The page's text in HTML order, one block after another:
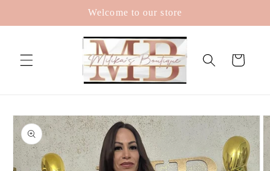
Welcome to our store
Cart
Skip to
product
information